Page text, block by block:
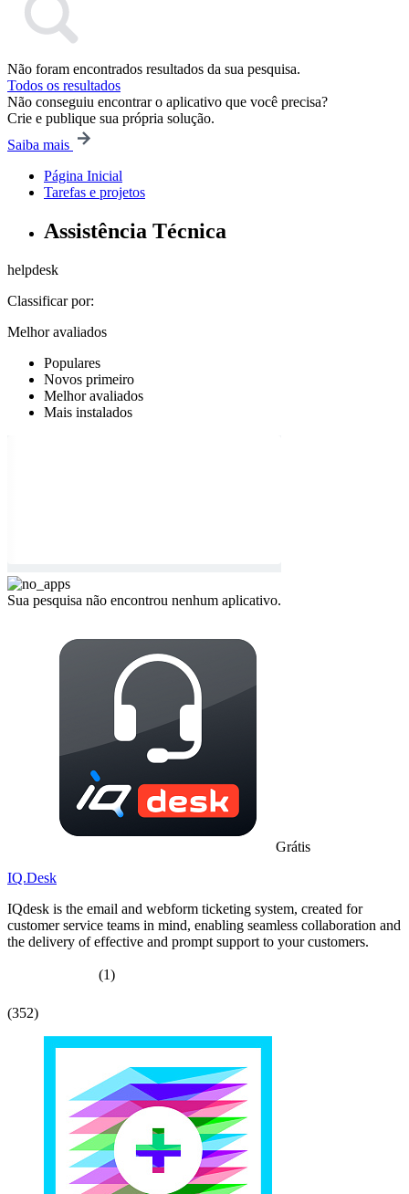
Não foram encontrados resultados da sua pesquisa.
Todos os resultados
Não conseguiu encontrar o aplicativo que você precisa?
Crie e publique sua própria solução.
Saiba mais
Página Inicial
Tarefas e projetos
Assistência Técnica
helpdesk
Classificar por:
Melhor avaliados
Populares
Novos primeiro
Melhor avaliados
Mais instalados
Sua pesquisa não encontrou nenhum aplicativo.
Grátis
IQ.Desk
IQdesk is the email and webform ticketing system, created for
customer service teams in mind, enabling seamless collaboration and
the delivery of effective and prompt support to your customers.
(1)
(352)